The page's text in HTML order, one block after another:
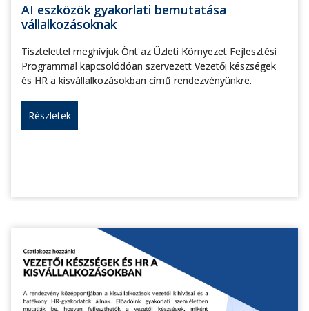
AI eszközök gyakorlati bemutatása
vállalkozásoknak
Tisztelettel meghívjuk Önt az Üzleti Környezet Fejlesztési
Programmal kapcsolódóan szervezett Vezetői készségek
és HR a kisvállalkozásokban című rendezvényünkre.
Részletek